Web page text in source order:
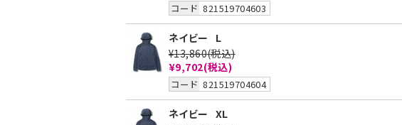
コード 821519704603
ネイビー
L
¥13,860(税込)
¥9,702(税込)
コード 821519704604
ネイビー XL